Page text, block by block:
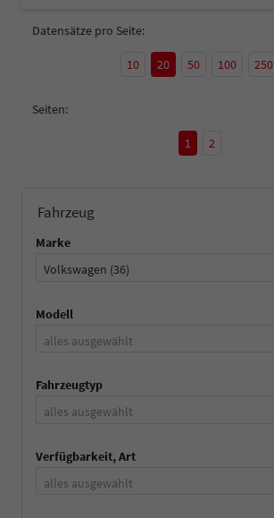
Datensätze pro Seite:
10 20 50 100 250
Seiten:
1 2
Fahrzeug
Marke
Volkswagen (36)
Modell
alles ausgewählt
Fahrzeugtyp
alles ausgewählt
Verfügbarkeit, Art
alles ausgewählt